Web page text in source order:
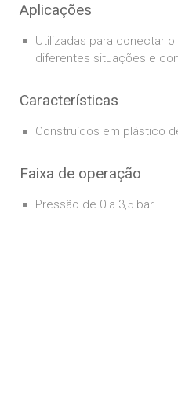
Aplicações
Utilizadas para conectar
diferentes situações e
Características
Construídos em plástico
Faixa de operação
Pressão de 0 a 3,5 bar